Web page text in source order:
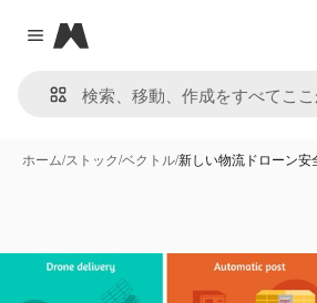
Close menu
Magnific
ホーム/ストック/ベクトル/新しい物流ドローン